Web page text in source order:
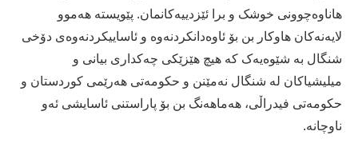
هاناوەچوونی خوشک و برا ئێزدییەکانمان. پێویستە هەموو
لایەنەکان هاوکار بن بۆ ئاوەدانکردنەوە و ئاساییکردنەوەی دۆخی
شنگال بە شێوەیەک کە هیچ هێزێکی چەکداری بیانی و
میلیشیاکان لە شنگال نەمێنن و حکومەتی هەرێمی کوردستان و
حکومەتی فیدراڵی، هەماهەنگ بن بۆ پاراستنی ئاسایشی ئەو
ناوچانە.